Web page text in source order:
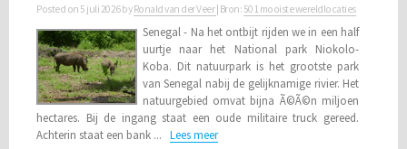
Posted on 5 juli 2026byRonald van der Veer | Bron: 501 mooiste wereldlocaties
Senegal - Na het ontbijt rijden we in een half
uurtje naar het National park Niokolo-
Koba. Dit natuurpark is het grootste park
van Senegal nabij de gelijknamige rivier. Het
natuurgebied omvat bijna Ã©Ã©n miljoen
hectares. Bij de ingang staat een oude militaire truck gereed.
Achterin staat een bank ... Lees meer